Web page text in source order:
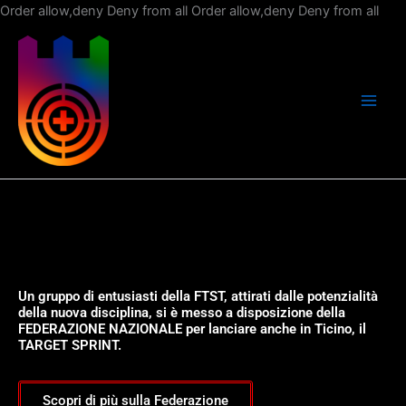
Order allow,deny Deny from all Order allow,deny Deny from allVai
Un gruppo di entusiasti della FTST, attirati dalle potenzialità
della nuova disciplina, si è messo a disposizione della
FEDERAZIONE NAZIONALE per lanciare anche in Ticino, il
TARGET SPRINT.
Scopri di più sulla Federazione